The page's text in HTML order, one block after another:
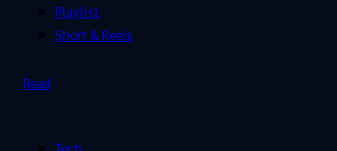
Playlist
Short & Reels
Read